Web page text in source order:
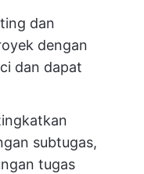
dan
dengan
dan dapat
subtugas,
tugas